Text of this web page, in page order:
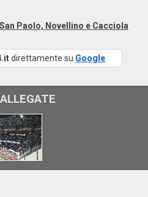
Paolo, Novellino e Cacciola
direttamente su Google